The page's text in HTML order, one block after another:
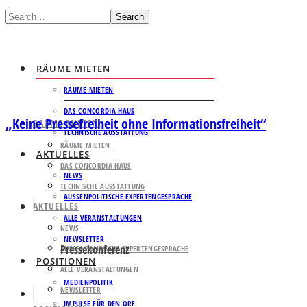
Search
RÄUME MIETEN
RÄUME MIETEN
DAS CONCORDIA HAUS
TECHNISCHE AUSSTATTUNG
AKTUELLES
NEWS
AUSSENPOLITISCHE EXPERTENGESPRÄCHE
ALLE VERANSTALTUNGEN
NEWSLETTER
POSITIONEN
MEDIENPOLITIK
IMPULSE FÜR DEN ORF
RÄUME MIETEN
RÄUME MIETEN
DAS CONCORDIA HAUS
TECHNISCHE AUSSTATTUNG
AKTUELLES
NEWS
AUSSENPOLITISCHE EXPERTENGESPRÄCHE
ALLE VERANSTALTUNGEN
NEWSLETTER
„Keine Pressefreiheit ohne Informationsfreiheit“
Pressekonferenz